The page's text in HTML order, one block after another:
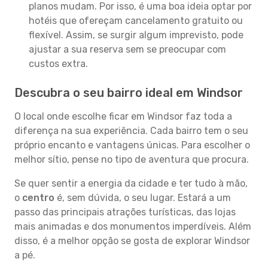
planos mudam. Por isso, é uma boa ideia optar por
hotéis que ofereçam cancelamento gratuito ou
flexível. Assim, se surgir algum imprevisto, pode
ajustar a sua reserva sem se preocupar com
custos extra.
Descubra o seu bairro ideal em Windsor
O local onde escolhe ficar em Windsor faz toda a
diferença na sua experiência. Cada bairro tem o seu
próprio encanto e vantagens únicas. Para escolher o
melhor sítio, pense no tipo de aventura que procura.
Se quer sentir a energia da cidade e ter tudo à mão,
o centro é, sem dúvida, o seu lugar. Estará a um
passo das principais atrações turísticas, das lojas
mais animadas e dos monumentos imperdíveis. Além
disso, é a melhor opção se gosta de explorar Windsor
a pé.